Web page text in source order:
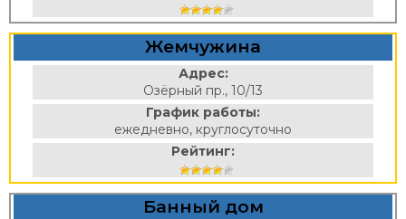
Жемчужина
Адрес:
Озёрный пр., 10/13
График работы:
ежедневно, круглосуточно
Рейтинг:
Банный дом